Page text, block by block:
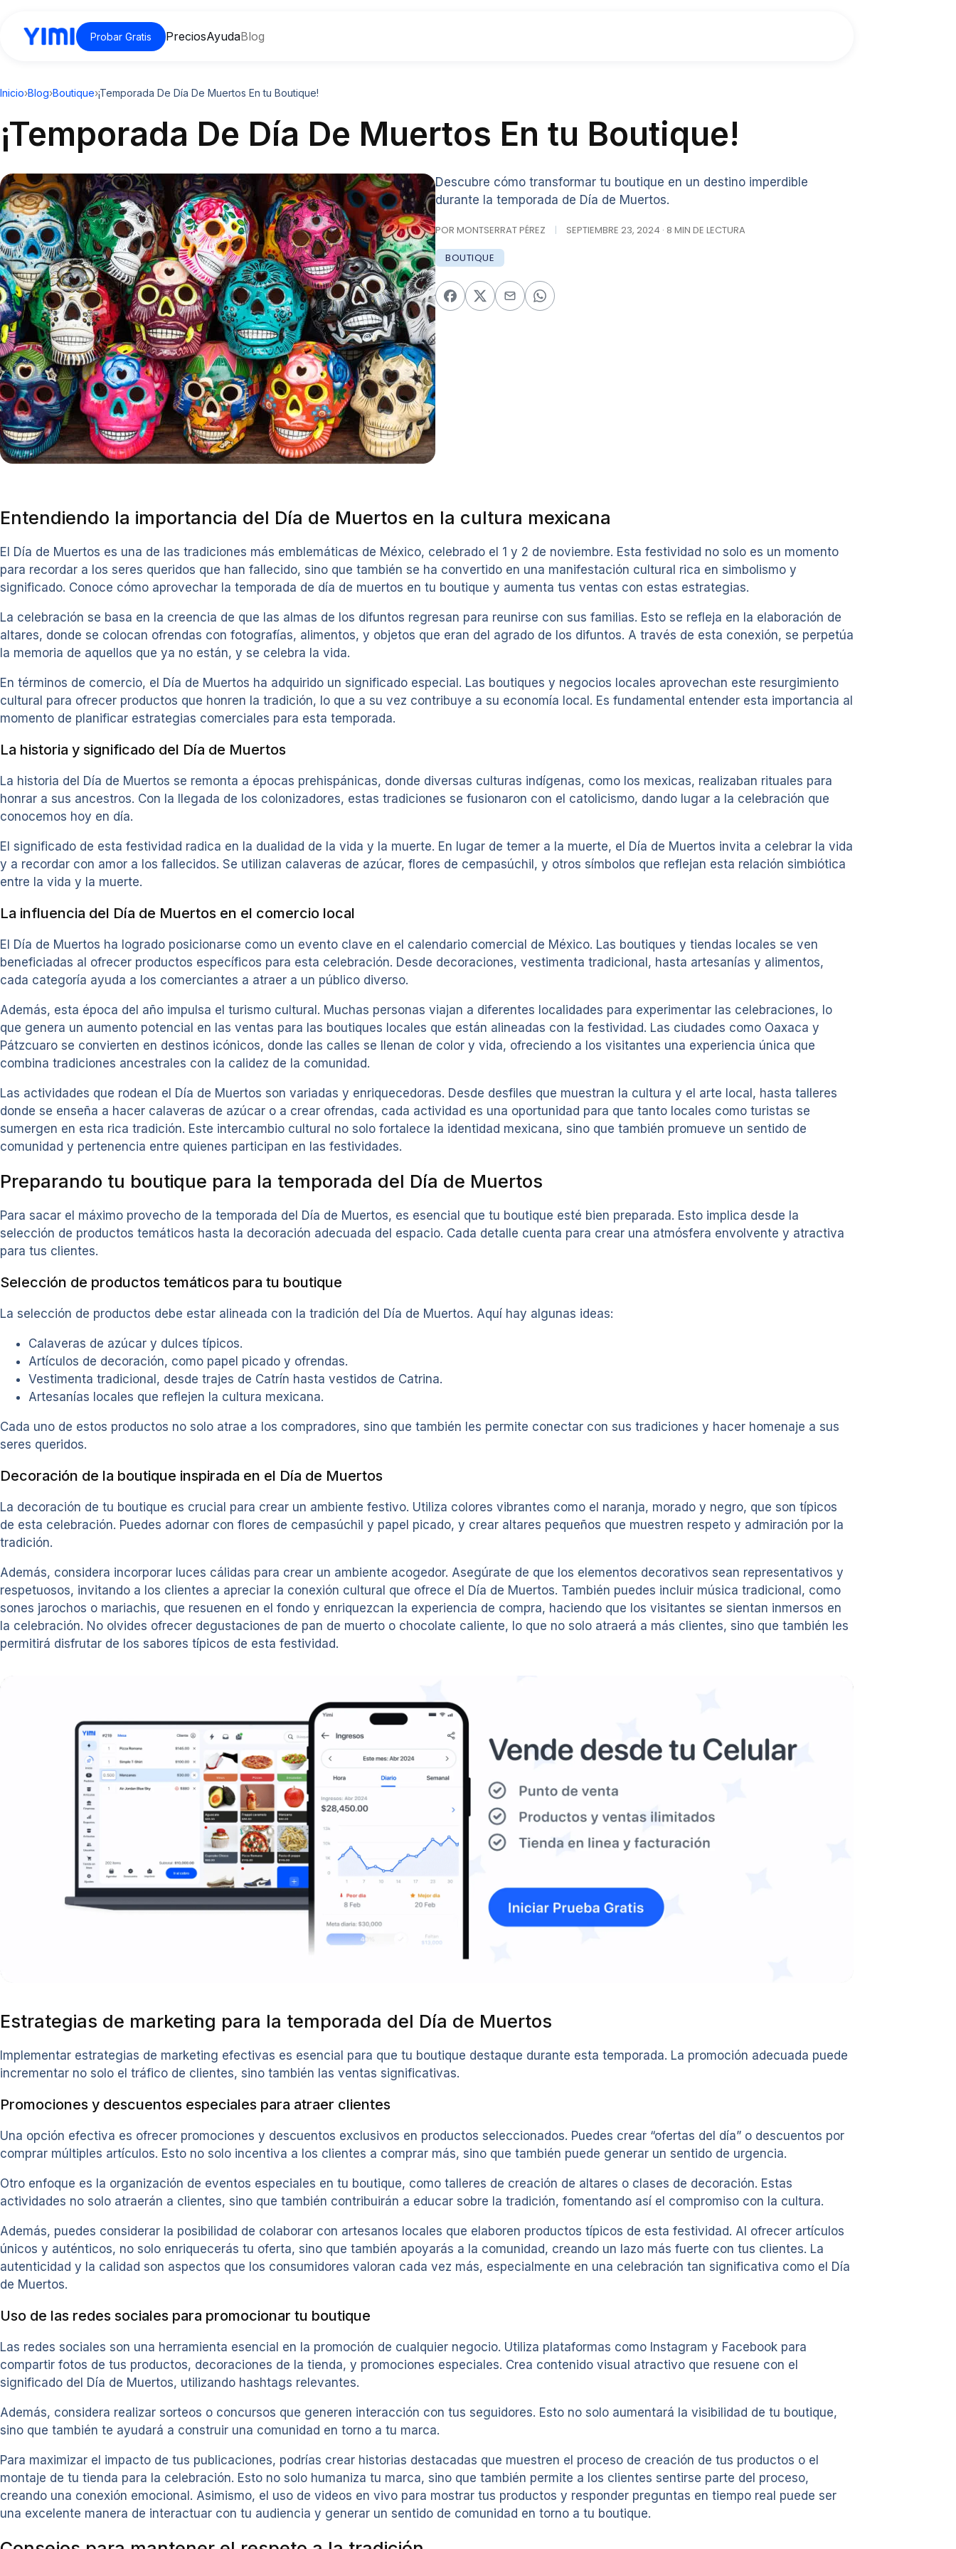
Probar Gratis PreciosAyudaBlog
Inicio›Blog›Boutique›¡Temporada De Día De Muertos En tu Boutique!
¡Temporada De Día De Muertos En tu Boutique!
Descubre cómo transformar tu boutique en un destino imperdible
durante la temporada de Día de Muertos.
POR MONTSERRAT PÉREZ | SEPTIEMBRE 23, 2024 · 8 MIN DE LECTURA
BOUTIQUE
Entendiendo la importancia del Día de Muertos en la cultura mexicana
El Día de Muertos es una de las tradiciones más emblemáticas de México, celebrado el 1 y 2 de noviembre. Esta festividad no solo es un momento
para recordar a los seres queridos que han fallecido, sino que también se ha convertido en una manifestación cultural rica en simbolismo y
significado. Conoce cómo aprovechar la temporada de día de muertos en tu boutique y aumenta tus ventas con estas estrategias.
La celebración se basa en la creencia de que las almas de los difuntos regresan para reunirse con sus familias. Esto se refleja en la elaboración de
altares, donde se colocan ofrendas con fotografías, alimentos, y objetos que eran del agrado de los difuntos. A través de esta conexión, se perpetúa
la memoria de aquellos que ya no están, y se celebra la vida.
En términos de comercio, el Día de Muertos ha adquirido un significado especial. Las boutiques y negocios locales aprovechan este resurgimiento
cultural para ofrecer productos que honren la tradición, lo que a su vez contribuye a su economía local. Es fundamental entender esta importancia al
momento de planificar estrategias comerciales para esta temporada.
La historia y significado del Día de Muertos
La historia del Día de Muertos se remonta a épocas prehispánicas, donde diversas culturas indígenas, como los mexicas, realizaban rituales para
honrar a sus ancestros. Con la llegada de los colonizadores, estas tradiciones se fusionaron con el catolicismo, dando lugar a la celebración que
conocemos hoy en día.
El significado de esta festividad radica en la dualidad de la vida y la muerte. En lugar de temer a la muerte, el Día de Muertos invita a celebrar la vida
y a recordar con amor a los fallecidos. Se utilizan calaveras de azúcar, flores de cempasúchil, y otros símbolos que reflejan esta relación simbiótica
entre la vida y la muerte.
La influencia del Día de Muertos en el comercio local
El Día de Muertos ha logrado posicionarse como un evento clave en el calendario comercial de México. Las boutiques y tiendas locales se ven
beneficiadas al ofrecer productos específicos para esta celebración. Desde decoraciones, vestimenta tradicional, hasta artesanías y alimentos,
cada categoría ayuda a los comerciantes a atraer a un público diverso.
Además, esta época del año impulsa el turismo cultural. Muchas personas viajan a diferentes localidades para experimentar las celebraciones, lo
que genera un aumento potencial en las ventas para las boutiques locales que están alineadas con la festividad. Las ciudades como Oaxaca y
Pátzcuaro se convierten en destinos icónicos, donde las calles se llenan de color y vida, ofreciendo a los visitantes una experiencia única que
combina tradiciones ancestrales con la calidez de la comunidad.
Las actividades que rodean el Día de Muertos son variadas y enriquecedoras. Desde desfiles que muestran la cultura y el arte local, hasta talleres
donde se enseña a hacer calaveras de azúcar o a crear ofrendas, cada actividad es una oportunidad para que tanto locales como turistas se
sumergen en esta rica tradición. Este intercambio cultural no solo fortalece la identidad mexicana, sino que también promueve un sentido de
comunidad y pertenencia entre quienes participan en las festividades.
Preparando tu boutique para la temporada del Día de Muertos
Para sacar el máximo provecho de la temporada del Día de Muertos, es esencial que tu boutique esté bien preparada. Esto implica desde la
selección de productos temáticos hasta la decoración adecuada del espacio. Cada detalle cuenta para crear una atmósfera envolvente y atractiva
para tus clientes.
Selección de productos temáticos para tu boutique
La selección de productos debe estar alineada con la tradición del Día de Muertos. Aquí hay algunas ideas:
Calaveras de azúcar y dulces típicos.
Artículos de decoración, como papel picado y ofrendas.
Vestimenta tradicional, desde trajes de Catrín hasta vestidos de Catrina.
Artesanías locales que reflejen la cultura mexicana.
Cada uno de estos productos no solo atrae a los compradores, sino que también les permite conectar con sus tradiciones y hacer homenaje a sus
seres queridos.
Decoración de la boutique inspirada en el Día de Muertos
La decoración de tu boutique es crucial para crear un ambiente festivo. Utiliza colores vibrantes como el naranja, morado y negro, que son típicos
de esta celebración. Puedes adornar con flores de cempasúchil y papel picado, y crear altares pequeños que muestren respeto y admiración por la
tradición.
Además, considera incorporar luces cálidas para crear un ambiente acogedor. Asegúrate de que los elementos decorativos sean representativos y
respetuosos, invitando a los clientes a apreciar la conexión cultural que ofrece el Día de Muertos. También puedes incluir música tradicional, como
sones jarochos o mariachis, que resuenen en el fondo y enriquezcan la experiencia de compra, haciendo que los visitantes se sientan inmersos en
la celebración. No olvides ofrecer degustaciones de pan de muerto o chocolate caliente, lo que no solo atraerá a más clientes, sino que también les
permitirá disfrutar de los sabores típicos de esta festividad.
Estrategias de marketing para la temporada del Día de Muertos
Implementar estrategias de marketing efectivas es esencial para que tu boutique destaque durante esta temporada. La promoción adecuada puede
incrementar no solo el tráfico de clientes, sino también las ventas significativas.
Promociones y descuentos especiales para atraer clientes
Una opción efectiva es ofrecer promociones y descuentos exclusivos en productos seleccionados. Puedes crear “ofertas del día” o descuentos por
comprar múltiples artículos. Esto no solo incentiva a los clientes a comprar más, sino que también puede generar un sentido de urgencia.
Otro enfoque es la organización de eventos especiales en tu boutique, como talleres de creación de altares o clases de decoración. Estas
actividades no solo atraerán a clientes, sino que también contribuirán a educar sobre la tradición, fomentando así el compromiso con la cultura.
Además, puedes considerar la posibilidad de colaborar con artesanos locales que elaboren productos típicos de esta festividad. Al ofrecer artículos
únicos y auténticos, no solo enriquecerás tu oferta, sino que también apoyarás a la comunidad, creando un lazo más fuerte con tus clientes. La
autenticidad y la calidad son aspectos que los consumidores valoran cada vez más, especialmente en una celebración tan significativa como el Día
de Muertos.
Uso de las redes sociales para promocionar tu boutique
Las redes sociales son una herramienta esencial en la promoción de cualquier negocio. Utiliza plataformas como Instagram y Facebook para
compartir fotos de tus productos, decoraciones de la tienda, y promociones especiales. Crea contenido visual atractivo que resuene con el
significado del Día de Muertos, utilizando hashtags relevantes.
Además, considera realizar sorteos o concursos que generen interacción con tus seguidores. Esto no solo aumentará la visibilidad de tu boutique,
sino que también te ayudará a construir una comunidad en torno a tu marca.
Para maximizar el impacto de tus publicaciones, podrías crear historias destacadas que muestren el proceso de creación de tus productos o el
montaje de tu tienda para la celebración. Esto no solo humaniza tu marca, sino que también permite a los clientes sentirse parte del proceso,
creando una conexión emocional. Asimismo, el uso de videos en vivo para mostrar tus productos y responder preguntas en tiempo real puede ser
una excelente manera de interactuar con tu audiencia y generar un sentido de comunidad en torno a tu boutique.